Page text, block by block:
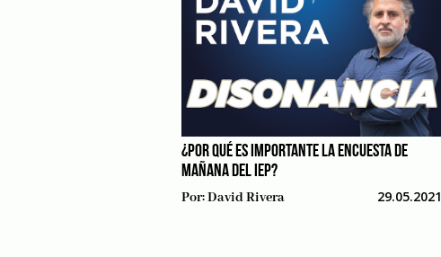
¿POR QUÉ ES IMPORTANTE LA ENCUESTA DE
MAÑANA DEL IEP?
Por:David Rivera 29.05.2021